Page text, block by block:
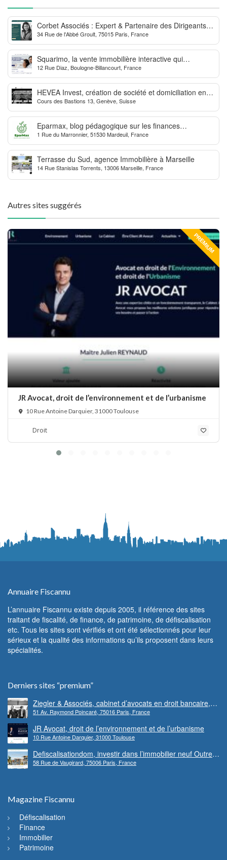
Corbet Associés : Expert & Partenaire des Dirigeants
d’Entreprise
34 Rue de l'Abbé Groult, 75015 Paris, France
Squarimo, la vente immobilière interactive qui
dynamise les transactions
12 Rue Diaz, Boulogne-Billancourt, France
HEVEA Invest, création de société et domiciliation en
Suisse
Cours des Bastions 13, Genève, Suisse
Eparmax, blog pédagogique sur les finances
personnelles
1 Rue du Marronnier, 51530 Mardeuil, France
Terrasse du Sud, agence Immobilière à Marseille
14 Rue Stanislas Torrents, 13006 Marseille, France
Autres sites suggérés
PREMIUM
JR Avocat, droit de l’environnement et de l’urbanisme
10 Rue Antoine Darquier, 31000 Toulouse
Droit
Annuaire Fiscannu
L’annuaire Fiscannu existe depuis 2005, il référence des sites
traitant de fiscalité, de finance, de patrimoine, de défiscalisation
etc. Tous les sites sont vérifiés et ont été sélectionnés pour leur
sérieux et la qualité des informations qu’ils proposent dans leurs
spécialités.
Derniers sites “premium”
Ziegler & Associés, cabinet d’avocats en droit bancaire,
cryptomonnaie et escroqueries financières
51 Av. Raymond Poincaré, 75016 Paris, France
JR Avocat, droit de l’environnement et de l’urbanisme
10 Rue Antoine Darquier, 31000 Toulouse
Defiscalisationdom, investir dans l’immobilier neuf Outre-
mer
58 Rue de Vaugirard, 75006 Paris, France
Magazine Fiscannu
Défiscalisation
Finance
Immobilier
Patrimoine